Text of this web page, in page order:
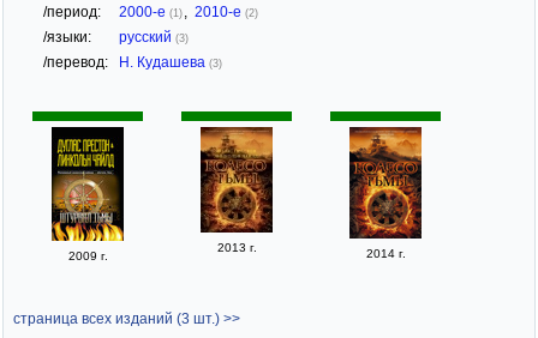
/период: 2000-е (1) , 2010-е (2)
/языки: русский (3)
/перевод: Н. Кудашева (3)
2009 г.
2013 г. 2014 г.
страница всех изданий (3 шт.) >>